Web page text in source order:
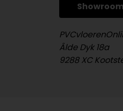
Showroom
Âlde Dyk 18a
9288 XC